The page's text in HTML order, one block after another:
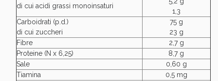
di cui acidi grassi monoinsaturi
1,3
Carboidrati (p.d.)
di cui zuccheri
75 g
23 g
Fibre
2,7 g
Proteine (N x 6,25)
8,7 g
Sale
0,60 g
Tiamina
0,5 mg